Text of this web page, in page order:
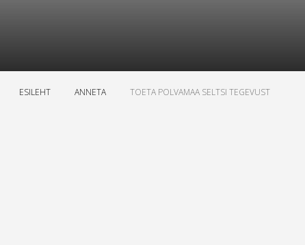
ESILEHT ANNETA TOETA POLVAMAA SELTSI TEGEVUST